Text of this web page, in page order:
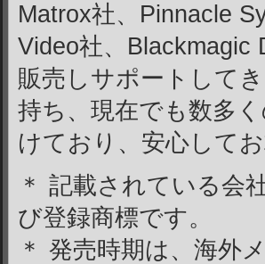
Matrox社、Pinnacle
Video社、Blackmagic
販売しサポートして
持ち、現在でも数多
けており、安心して
＊ 記載されている会
び登録商標です。
＊ 発売時期は、海外